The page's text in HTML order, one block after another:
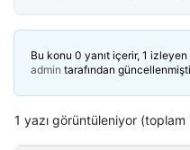
Bu konu 0 yanıt içerir, 1 izleyen
admin tarafından
1 yazı görüntüleniyor (toplam